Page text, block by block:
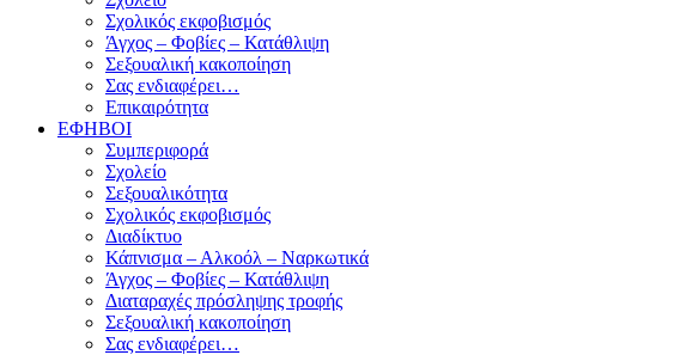
Σχολικός εκφοβισμός
Άγχος – Φοβίες – Κατάθλιψη
Σεξουαλική κακοποίηση
Σας ενδιαφέρει…
Επικαιρότητα
ΕΦΗΒΟΙ
Συμπεριφορά
Σχολείο
Σεξουαλικότητα
Σχολικός εκφοβισμός
Διαδίκτυο
Κάπνισμα – Αλκοόλ – Ναρκωτικά
Άγχος – Φοβίες – Κατάθλιψη
Διαταραχές πρόσληψης τροφής
Σεξουαλική κακοποίηση
Σας ενδιαφέρει…